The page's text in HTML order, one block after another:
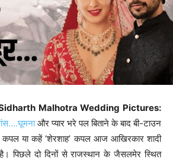
Malhotra Wedding Pictures:
और प्यार भरे पल बिताने के बाद बी-टाउन
या कहें ‘शेरशाह’ कपल आज आखिरकार शादी
पिछले दो दिनों से राजस्थान के जैसलमेर स्थित